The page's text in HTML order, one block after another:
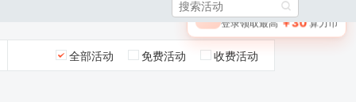
🎁 未登录
登录领取最高￥30算力币

全部活动 免费活动 收费活动